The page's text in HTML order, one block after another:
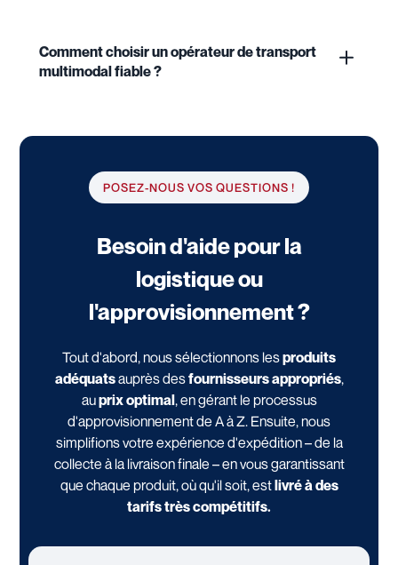
Comment choisir un opérateur de transport
multimodal fiable ?
POSEZ-NOUS VOS QUESTIONS !
Besoin d'aide pour la
logistique ou
l'approvisionnement ?
Tout d'abord, nous sélectionnons lesproduits
adéquatsauprès desfournisseurs appropriés,
auprix optimal, en gérant le processus
d'approvisionnement de A à Z. Ensuite, nous
simplifions votre expérience d'expédition – de la
collecte à la livraison finale – en vous garantissant
que chaque produit, où qu'il soit, estlivré à des
tarifs très compétitifs.